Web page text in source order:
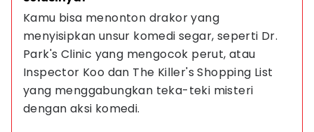
Kamu bisa menonton drakor yang
menyisipkan unsur komedi segar, seperti Dr.
Park's Clinic yang mengocok perut, atau
Inspector Koo dan The Killer's Shopping List
yang menggabungkan teka-teki misteri
dengan aksi komedi.